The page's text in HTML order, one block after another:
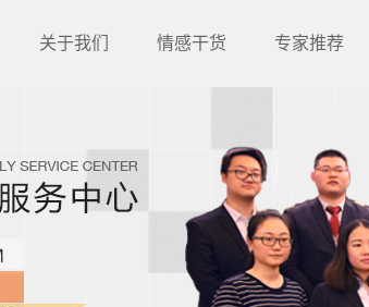
关于我们 情感干货 专家推荐